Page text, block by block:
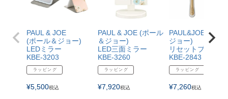
PAUL & JOE
(ポール＆ジョー)
LEDミラー
KBE-3203
ラッピング
¥5,500税込
PAUL & JOE (ポール
＆ジョー)
LED三面ミラー
KBE-3260
ラッピング
¥7,920税込
PAUL&JOE(ポー
ジョー)
リセットブラシ
KBE-2843
ラッピング
¥7,260税込